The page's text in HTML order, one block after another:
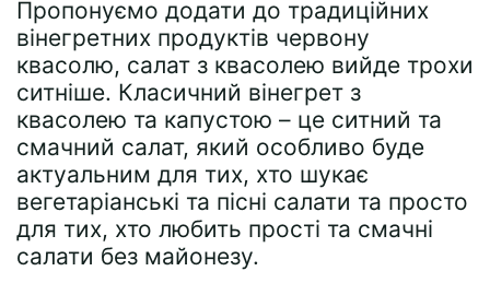
Пропонуємо додати до традиційних
вінегретних продуктів червону
квасолю, салат з квасолею вийде трохи
ситніше. Класичний вінегрет з
квасолею та капустою – це ситний та
смачний салат, який особливо буде
актуальним для тих, хто шукає
вегетаріанські та пісні салати та просто
для тих, хто любить прості та смачні
салати без майонезу.